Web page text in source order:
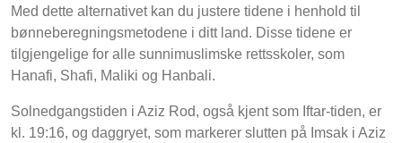
Med dette alternativet kan du justere tidene i henhold til
bønneberegningsmetodene i ditt land. Disse tidene er
tilgjengelige for alle sunnimuslimske rettsskoler, som
Hanafi, Shafi, Maliki og Hanbali.
Solnedgangstiden i Aziz Rod, også kjent som Iftar-tiden, er
kl. 19:16, og daggryet, som markerer slutten på Imsak i Aziz